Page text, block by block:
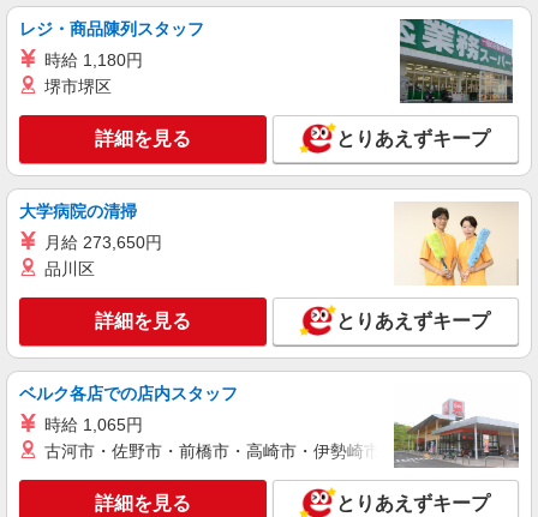
≪コールセンター≫
時給1200円〜 ※残業代支給 ★交通費別途支給
+゜ 入社祝い金10万円支給(規定有) お友達を紹介
頂くと, インセンティブ支給(規定有) ★月2回払
い・週払い可能（規程有）★ ゜・。○。・゜
+゜・。○。・゜+゜
キープ 詳細を見る
株式会社シエロ
≪コールセンター≫
時給1300円〜1500円（経験・能力による） ※
別途インセンティブ制度有！ ※残業代支給 ★交通
費別途支給（規定あり） ゜+゜・。○。・゜
+゜・。○。・゜+゜ 入社祝い金10万円支給(規定
有) お友達を紹介頂くと, インセンティブ支給(規定
有) ★月2回払い・週払い可能（規程有）★ ゜・。
熊本県熊本市中央区
キープ
紹介予定派遣
株式会社シエロ
≪コールセンター≫
レジ・商品陳列スタッフ
時給 1,180円
堺市堺区
詳細を見る とりあえずキープ
大学病院の清掃
月給 273,650円
品川区
詳細を見る とりあえずキープ
ベルク各店での店内スタッフ
時給 1,065円
古河市・佐野市・前橋市・高崎市・伊勢崎市・太田市・館林市
詳細を見る とりあえずキープ